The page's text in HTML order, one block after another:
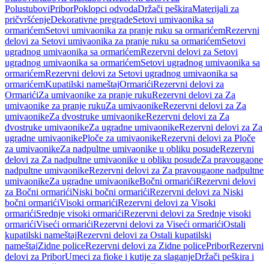
PolustuboviPriborPoklopci odvodaDržači peškiraMaterijali za
pričvršćenjeDekorativne pregradeSetovi umivaonika sa
ormarićemSetovi umivaonika za pranje ruku sa ormarićemRezervni
delovi za Setovi umivaonika za pranje ruku sa ormarićemSetovi
ugradnog umivaonika sa ormarićemRezervni delovi za Setovi
ugradnog umivaonika sa ormarićemSetovi ugradnog umivaonika sa
ormarićemRezervni delovi za Setovi ugradnog umivaonika sa
ormarićemKupatilski nameštajOrmarićiRezervni delovi za
OrmarićiZa umivaonike za pranje rukuRezervni delovi za Za
umivaonike za pranje rukuZa umivaonikeRezervni delovi za Za
umivaonikeZa dvostruke umivaonikeRezervni delovi za Za
dvostruke umivaonikeZa ugradne umivaonikeRezervni delovi za Za
ugradne umivaonikePloče za umivaonikeRezervni delovi za Ploče
za umivaonikeZa nadpultne umivaonike u obliku posudeRezervni
delovi za Za nadpultne umivaonike u obliku posudeZa pravougaone
nadpultne umivaonikeRezervni delovi za Za pravougaone nadpultne
umivaonikeZa ugradne umivaonikeBočni ormarićiRezervni delovi
za Bočni ormarićiNiski bočni ormarićiRezervni delovi za Niski
bočni ormarićiVisoki ormarićiRezervni delovi za Visoki
ormarićiSrednje visoki ormarićiRezervni delovi za Srednje visoki
ormarićiViseći ormarićiRezervni delovi za Viseći ormarićiOstali
kupatilski nameštajRezervni delovi za Ostali kupatilski
nameštajZidne policeRezervni delovi za Zidne policePriborRezervni
delovi za PriborUmeci za fioke i kutije za slaganjeDržači peškira i